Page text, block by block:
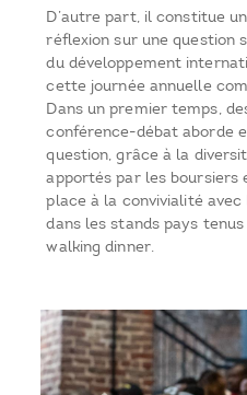
D’autre part, il constitue
réflexion sur une question
du développement
cette journée annuelle
Dans un premier temps,
conférence-débat aborde
question, grâce à la
apportés par les boursiers
place à la convivialité
dans les stands pays
walking dinner.